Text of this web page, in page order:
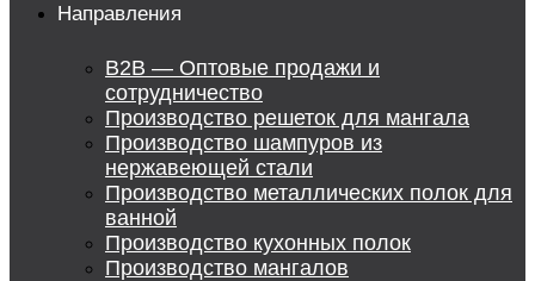
Направления
B2B — Оптовые продажи и
сотрудничество
Производство решеток для мангала
Производство шампуров из
нержавеющей стали
Производство металлических полок для
ванной
Производство кухонных полок
Производство мангалов